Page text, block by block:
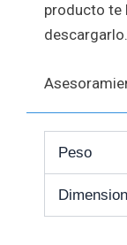
producto te
descargarlo.
Peso